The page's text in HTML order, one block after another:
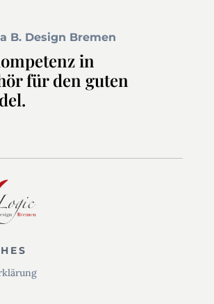
B. Design Bremen
in
für den guten